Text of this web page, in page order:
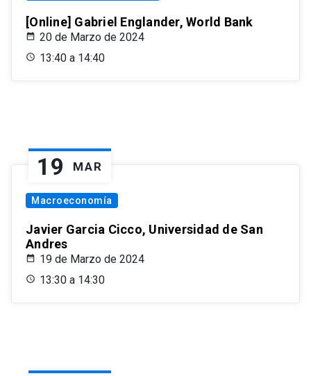
[Online] Gabriel Englander, World Bank
20 de Marzo de 2024
13:40 a 14:40
19 MAR
Macroeconomía
Javier Garcia Cicco, Universidad de San
Andres
19 de Marzo de 2024
13:30 a 14:30